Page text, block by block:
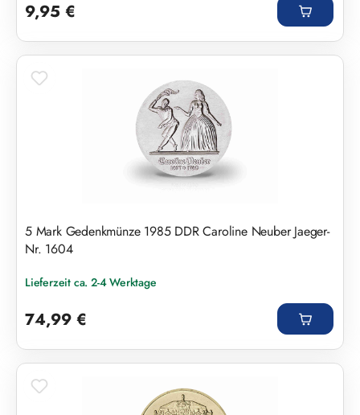
9,95 €
5 Mark Gedenkmünze 1985 DDR Caroline Neuber Jaeger-
Nr. 1604
Lieferzeit ca. 2-4 Werktage
74,99 €